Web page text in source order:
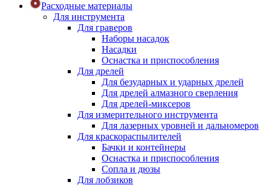
Расходные материалы
Для инструмента
Для граверов
Наборы насадок
Насадки
Оснастка и приспособления
Для дрелей
Для безударных и ударных дрелей
Для дрелей алмазного сверления
Для дрелей-миксеров
Для измерительного инструмента
Для лазерных уровней и дальномеров
Для краскораспылителей
Бачки и контейнеры
Оснастка и приспособления
Сопла и дюзы
Для лобзиков